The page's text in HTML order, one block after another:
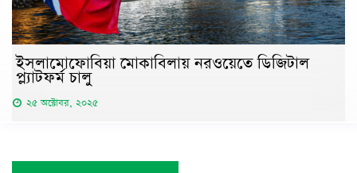
ইসলামোফোবিয়া মোকাবিলায় নরওয়েতে ডিজিটাল
প্ল্যাটফর্ম চালু
২৫ অক্টোবর, ২০২৫